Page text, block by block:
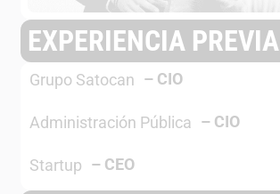
EXPERIENCIA PREVIA
Grupo Satocan – CIO
Administración Pública – CIO
Startup – CEO